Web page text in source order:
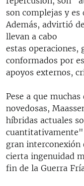
son complejas y
Además, advirtió
llevan a cabo
estas operaciones,
conformados por
apoyos externos,
Pese a que
novedosas,
híbridas actuales
cuantitativamente"
gran
cierta ingenuidad
fin de la Guerra